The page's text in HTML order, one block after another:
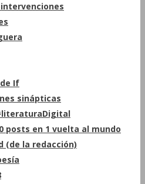
If
sinápticas
posts en 1 vuelta al mundo
(de la redacción)